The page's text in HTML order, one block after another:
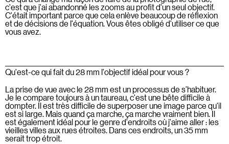
c'est que j'ai abandonné les zooms au profit d'un seul objectif.
C'était important parce que cela enlève beaucoup de réflexion
et de décisions de l'équation. Vous êtes obligé d'utiliser ce que
vous avez.
Qu'est-ce qui fait du 28 mm l'objectif idéal pour vous ?
La prise de vue avec le 28 mm est un processus de s’habituer.
Je le compare toujours à un taureau, c'est une bête difficile à
dompter. Il est très difficile de superposer une image parce qu'il
est si large. Mais quand ça marche, ça marche vraiment bien. Il
est également idéal pour le genre d'endroits où j'aime aller : les
vieilles villes aux rues étroites. Dans ces endroits, un 35 mm
serait trop étroit.